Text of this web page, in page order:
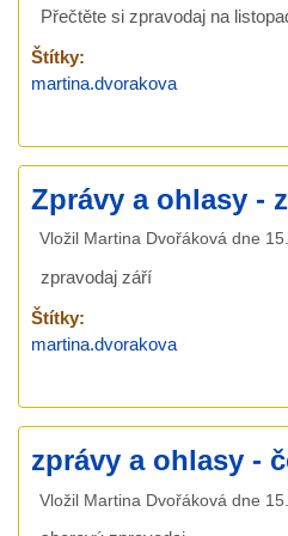
Přečtěte si zpravodaj na
Štítky:
martina.dvorakova
Zprávy a ohlasy -
Vložil Martina Dvořákovádne
zpravodaj září
Štítky:
martina.dvorakova
zprávy a ohlasy -
Vložil Martina Dvořáková dne